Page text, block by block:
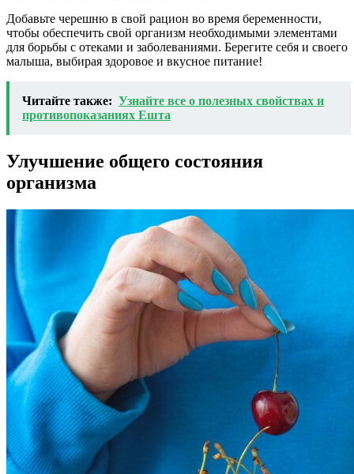
Добавьте черешню в свой рацион во время беременности,
чтобы обеспечить свой организм необходимыми элементами
для борьбы с отеками и заболеваниями. Берегите себя и своего
малыша, выбирая здоровое и вкусное питание!
Читайте также: Узнайте все о полезных свойствах и
противопоказаниях Ешта
Улучшение общего состояния
организма